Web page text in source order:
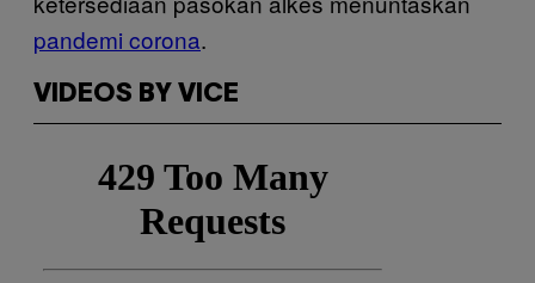
pandemi corona.
VIDEOS BY VICE